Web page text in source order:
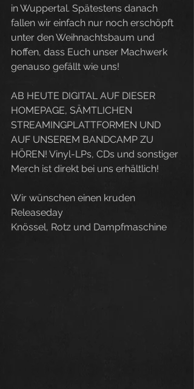
in Wuppertal. Spätestens danach
fallen wir einfach nur noch erschöpft
unter den Weihnachtsbaum und
hoffen, dass Euch unser Machwerk
genauso gefällt wie uns!
AB HEUTE DIGITAL AUF DIESER
HOMEPAGE, SÄMTLICHEN
STREAMINGPLATTFORMEN UND
AUF UNSEREM BANDCAMP ZU
HÖREN! Vinyl-LPs, CDs und sonstiger
Merch ist direkt bei uns erhältlich!
Wir wünschen einen kruden
Releaseday
Knössel, Rotz und Dampfmaschine